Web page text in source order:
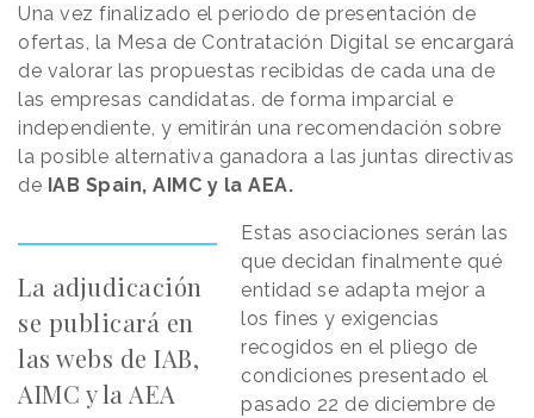
Una vez finalizado el periodo de presentación de
ofertas, la Mesa de Contratación Digital se encargará
de valorar las propuestas recibidas de cada una de
las empresas candidatas. de forma imparcial e
independiente, y emitirán una recomendación sobre
la posible alternativa ganadora a las juntas directivas
de IAB Spain, AIMC y la AEA.
La adjudicación
se publicará en
las webs de IAB,
AIMC y la AEA
Estas asociaciones serán las
que decidan finalmente qué
entidad se adapta mejor a
los fines y exigencias
recogidos en el pliego de
condiciones presentado el
pasado 22 de diciembre de